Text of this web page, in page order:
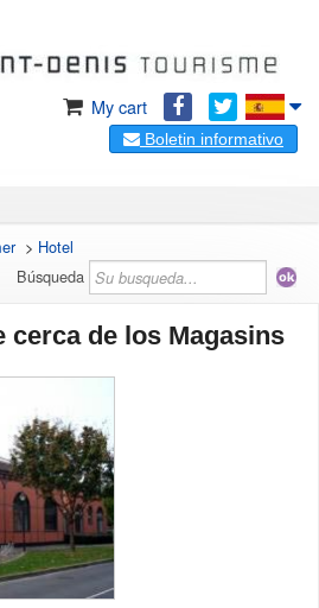
My cart
Boletin informativo
> Hotel
Búsqueda
cerca de los Magasins